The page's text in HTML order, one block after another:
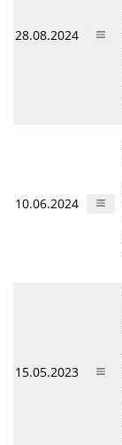
28.08.2024
10.06.2024
15.05.2023